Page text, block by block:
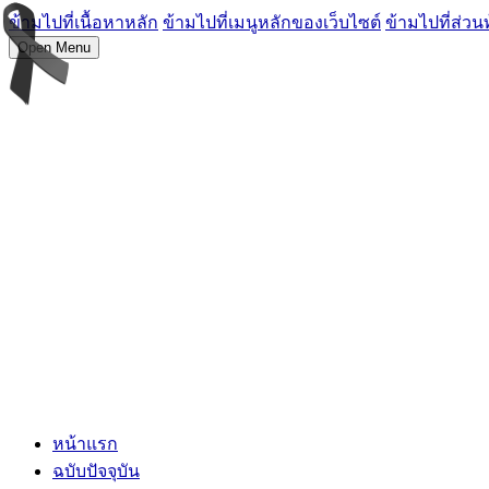
ข้ามไปที่เนื้อหาหลัก ข้ามไปที่เมนูหลักของเว็บไซต์ ข้ามไปที่ส่วน
Open Menu
หน้าแรก
ฉบับปัจจุบัน